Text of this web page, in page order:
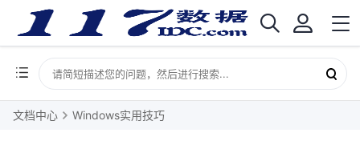
文档中心 Windows实用技巧